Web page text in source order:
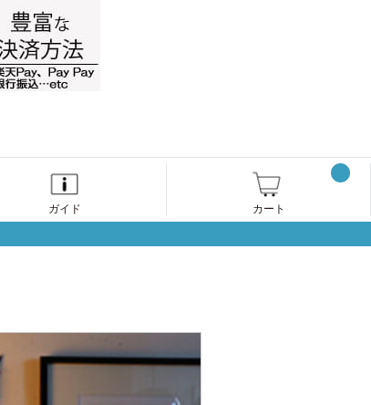
ガイド カート